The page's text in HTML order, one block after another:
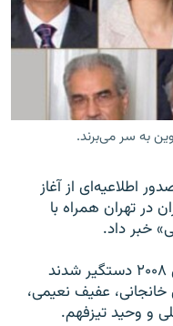
به سر می‌برند.
اطلاعیه‌ای از آغاز
در تهران همراه با
خبر داد.
هفت رهبر بهايی که در ماه ژوئن سال ۲۰۰۸ دستگير شدند
خانجانی، عفيف نعيمی،
و وحيد تيزفهم.